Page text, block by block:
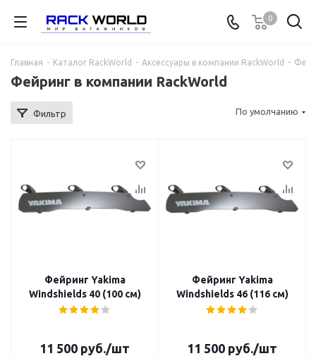
0
Главная - Каталог RackWorld - Аксессуары в компании RackWorld -
Фейринг в компании RackWorld
Фильтр По умолчанию
Фейринг Yakima
Windshields 40 (100 см)
11 500 руб./шт
Фейринг Yakima
Windshields 46 (116 см)
11 500 руб./шт